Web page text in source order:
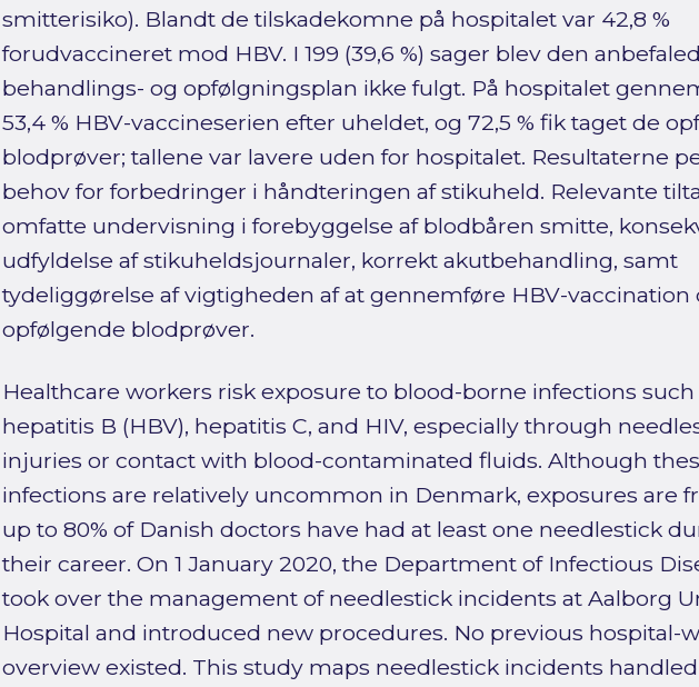
smitterisiko). Blandt de tilskadekomne på hospitalet var 42,8 %
forudvaccineret mod HBV. I 199 (39,6 %) sager blev den
behandlings- og opfølgningsplan ikke fulgt. På hospitalet
53,4 % HBV-vaccineserien efter uheldet, og 72,5 % fik taget de
blodprøver; tallene var lavere uden for hospitalet. Resultaterne
behov for forbedringer i håndteringen af stikuheld. Relevante
omfatte undervisning i forebyggelse af blodbåren smitte,
udfyldelse af stikuheldsjournaler, korrekt akutbehandling, samt
tydeliggørelse af vigtigheden af at gennemføre HBV-vaccination
opfølgende blodprøver.
Healthcare workers risk exposure to blood-borne infections such
hepatitis B (HBV), hepatitis C, and HIV, especially through
injuries or contact with blood-contaminated fluids. Although
infections are relatively uncommon in Denmark, exposures are
up to 80% of Danish doctors have had at least one needlestick
their career. On 1 January 2020, the Department of Infectious
took over the management of needlestick incidents at Aalborg
Hospital and introduced new procedures. No previous hospital-
overview existed. This study maps needlestick incidents